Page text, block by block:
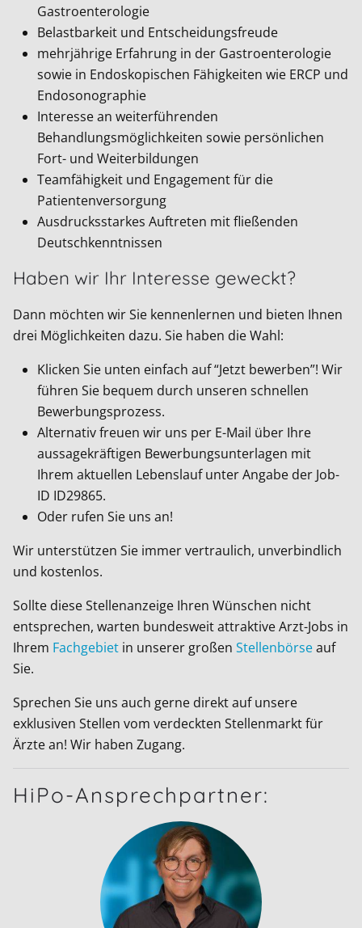
Gastroenterologie
Belastbarkeit und Entscheidungsfreude
mehrjährige Erfahrung in der Gastroenterologie
sowie in Endoskopischen Fähigkeiten wie ERCP und
Endosonographie
Interesse an weiterführenden
Behandlungsmöglichkeiten sowie persönlichen
Fort- und Weiterbildungen
Teamfähigkeit und Engagement für die
Patientenversorgung
Ausdrucksstarkes Auftreten mit fließenden
Deutschkenntnissen
Haben wir Ihr Interesse geweckt?
Dann möchten wir Sie kennenlernen und bieten Ihnen
drei Möglichkeiten dazu. Sie haben die Wahl:
Klicken Sie unten einfach auf “Jetzt bewerben”! Wir
führen Sie bequem durch unseren schnellen
Bewerbungsprozess.
Alternativ freuen wir uns per E-Mail über Ihre
aussagekräftigen Bewerbungsunterlagen mit
Ihrem aktuellen Lebenslauf unter Angabe der Job-
ID ID29865.
Oder rufen Sie uns an!
Wir unterstützen Sie immer vertraulich, unverbindlich
und kostenlos.
Sollte diese Stellenanzeige Ihren Wünschen nicht
entsprechen, warten bundesweit attraktive Arzt-Jobs in
Ihrem Fachgebiet in unserer großen Stellenbörseauf
Sie.
Sprechen Sie uns auch gerne direkt auf unsere
exklusiven Stellen vom verdeckten Stellenmarkt für
Ärzte an! Wir haben Zugang.
HiPo-Ansprechpartner: